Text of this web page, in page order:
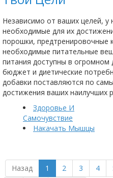
Независимо от ваших целей, у
необходимые для их
порошки, предтренировочные
необходимые питательные
питания доступны в
бюджет и диетические
добавки поставляются по
достижения ваших наилучших
Здоровье И
Самочувствие
Накачать Мышцы
Назад 1 2 3 4